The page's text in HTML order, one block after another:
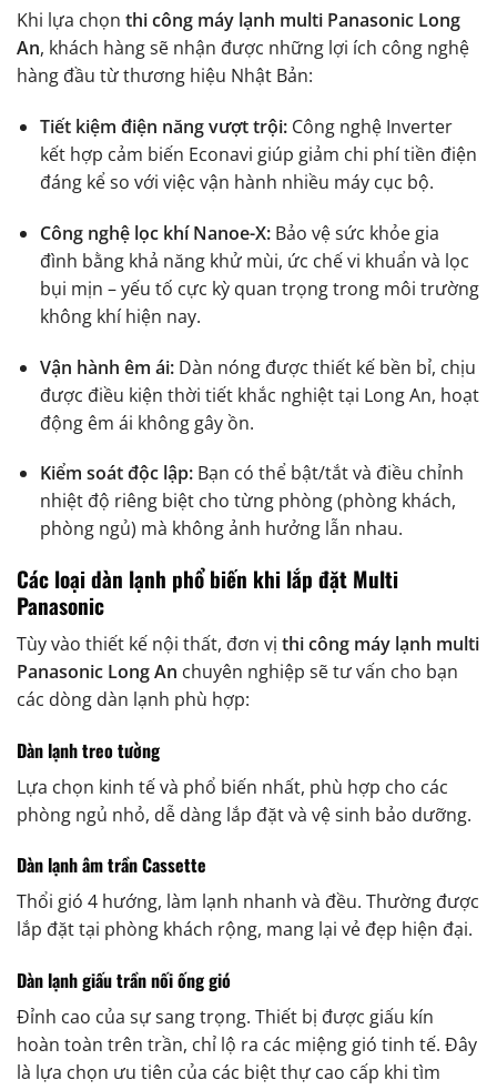
Khi lựa chọn thi công máy lạnh multi Panasonic Long
An, khách hàng sẽ nhận được những lợi ích công nghệ
hàng đầu từ thương hiệu Nhật Bản:
Tiết kiệm điện năng vượt trội:Công nghệ Inverter
kết hợp cảm biến Econavi giúp giảm chi phí tiền điện
đáng kể so với việc vận hành nhiều máy cục bộ.
Công nghệ lọc khí Nanoe-X:Bảo vệ sức khỏe gia
đình bằng khả năng khử mùi, ức chế vi khuẩn và lọc
bụi mịn – yếu tố cực kỳ quan trọng trong môi trường
không khí hiện nay.
Vận hành êm ái:Dàn nóng được thiết kế bền bỉ, chịu
được điều kiện thời tiết khắc nghiệt tại Long An, hoạt
động êm ái không gây ồn.
Kiểm soát độc lập:Bạn có thể bật/tắt và điều chỉnh
nhiệt độ riêng biệt cho từng phòng (phòng khách,
phòng ngủ) mà không ảnh hưởng lẫn nhau.
Các loại dàn lạnh phổ biến khi lắp đặt Multi
Panasonic
Tùy vào thiết kế nội thất, đơn vị thi công máy lạnh multi
Panasonic Long An chuyên nghiệp sẽ tư vấn cho bạn
các dòng dàn lạnh phù hợp:
Dàn lạnh treo tường
Lựa chọn kinh tế và phổ biến nhất, phù hợp cho các
phòng ngủ nhỏ, dễ dàng lắp đặt và vệ sinh bảo dưỡng.
Dàn lạnh âm trần Cassette
Thổi gió 4 hướng, làm lạnh nhanh và đều. Thường được
lắp đặt tại phòng khách rộng, mang lại vẻ đẹp hiện đại.
Dàn lạnh giấu trần nối ống gió
Đỉnh cao của sự sang trọng. Thiết bị được giấu kín
hoàn toàn trên trần, chỉ lộ ra các miệng gió tinh tế. Đây
là lựa chọn ưu tiên của các biệt thự cao cấp khi tìm